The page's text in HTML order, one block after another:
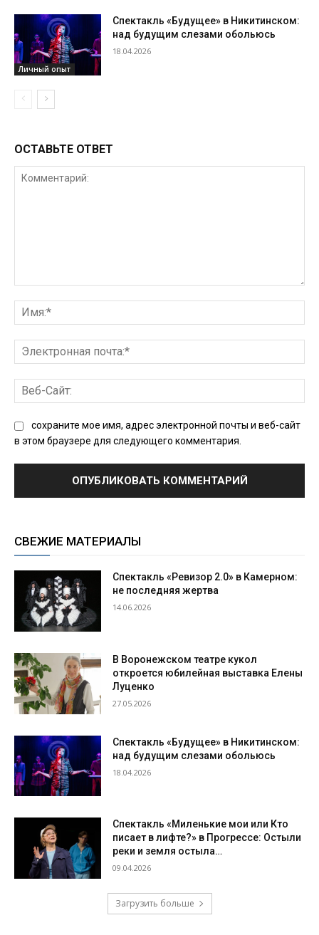
Личный опыт
Спектакль «Будущее» в Никитинском:
над будущим слезами обольюсь
18.04.2026
ОСТАВЬТЕ ОТВЕТ
сохраните мое имя, адрес электронной почты и веб-сайт
в этом браузере для следующего комментария.
СВЕЖИЕ МАТЕРИАЛЫ
Спектакль «Ревизор 2.0» в Камерном:
не последняя жертва
14.06.2026
В Воронежском театре кукол
откроется юбилейная выставка Елены
Луценко
27.05.2026
Спектакль «Будущее» в Никитинском:
над будущим слезами обольюсь
18.04.2026
Спектакль «Миленькие мои или Кто
писает в лифте?» в Прогрессе: Остыли
реки и земля остыла…
09.04.2026
Загрузить больше